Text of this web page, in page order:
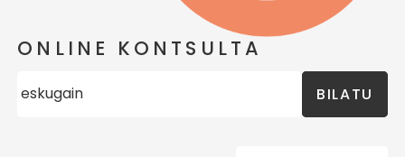
ONLINE KONTSULTA
BILATU